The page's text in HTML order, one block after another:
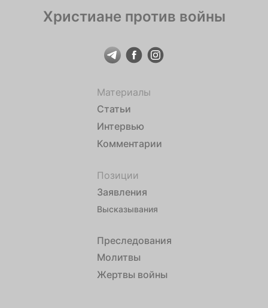
Христиане против войны
Материалы
Статьи
Интервью
Комментарии
Позиции
Заявления
Высказывания
Преследования
Молитвы
Жертвы войны